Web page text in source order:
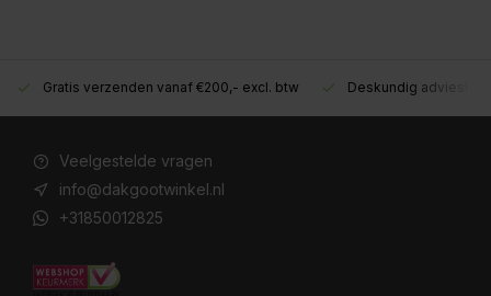
Gratis verzenden vanaf €200,- excl. btw Deskundig advies!
Veelgestelde vragen
info@dakgootwinkel.nl
+31850012825